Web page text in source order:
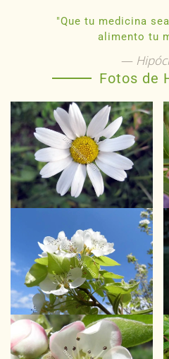
"Que tu medicina
alimento tu
Fotos de